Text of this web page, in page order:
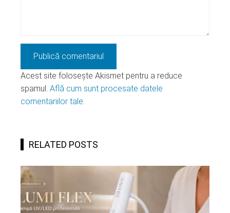
Acest site folosește Akismet pentru a reduce
spamul. Află cum sunt procesate datele
comentariilor tale.
RELATED POSTS